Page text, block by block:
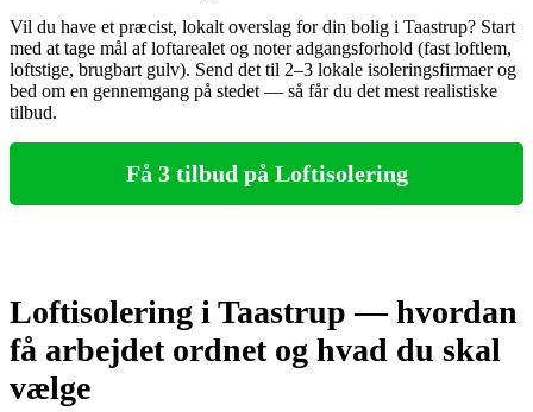
Vil du have et præcist, lokalt overslag for din bolig i Taastrup? Start
med at tage mål af loftarealet og noter adgangsforhold (fast loftlem,
loftstige, brugbart gulv). Send det til 2–3 lokale isoleringsfirmaer og
bed om en gennemgang på stedet — så får du det mest realistiske
tilbud.
Få 3 tilbud på Loftisolering
Loftisolering i Taastrup — hvordan
få arbejdet ordnet og hvad du skal
vælge